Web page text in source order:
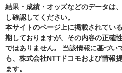
結果・成績・オッズなどのデータは
し確認してください。
本サイトのページ上に掲載されてい
期しておりますが、その内容の正確
ではありません。 当該情報に基づい
も、株式会社NTTドコモおよび情報
ます。